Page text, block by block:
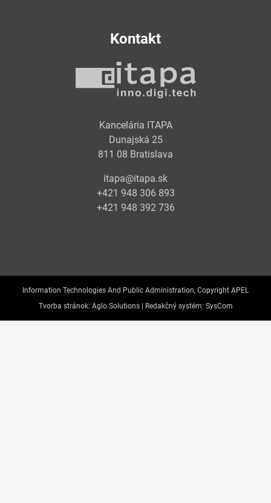
Kontakt
Kancelária ITAPA
Dunajská 25
811 08 Bratislava
itapa@itapa.sk
+421 948 306 893
+421 948 392 736
Information Technologies And Public Administration, Copyright APEL
Tvorba stránok: Aglo Solutions | Redakčný systém: SysCom